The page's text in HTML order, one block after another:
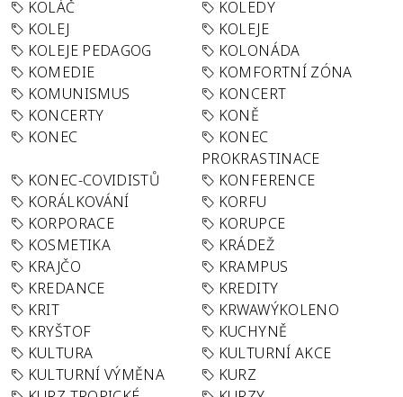
KOLÁČ
KOLEDY
KOLEJ
KOLEJE
KOLEJE PEDAGOG
KOLONÁDA
KOMEDIE
KOMFORTNÍ ZÓNA
KOMUNISMUS
KONCERT
KONCERTY
KONĚ
KONEC
KONEC
PROKRASTINACE
KONEC-COVIDISTŮ
KONFERENCE
KORÁLKOVÁNÍ
KORFU
KORPORACE
KORUPCE
KOSMETIKA
KRÁDEŽ
KRAJČO
KRAMPUS
KREDANCE
KREDITY
KRIT
KRWAWÝKOLENO
KRYŠTOF
KUCHYNĚ
KULTURA
KULTURNÍ AKCE
KULTURNÍ VÝMĚNA
KURZ